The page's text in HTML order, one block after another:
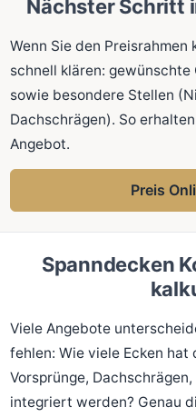
Nächster Schritt
Wenn Sie den Preisrahmen
schnell klären:
sowie besondere Stellen
Dachschrägen). So
Angebot.
Preis
Spanndecken
Viele Angebote
fehlen: Wie viele Ecken
Vorsprünge,
integriert werden? Genau